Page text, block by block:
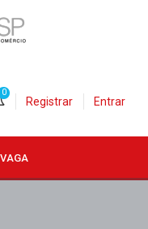
0
Registrar Entrar